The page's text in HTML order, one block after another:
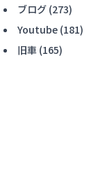
ブログ(273)
Youtube(181)
旧車 (165)